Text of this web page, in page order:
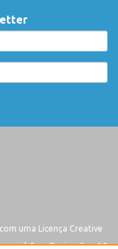
uma Licença Creative
Sem Derivações 4.0